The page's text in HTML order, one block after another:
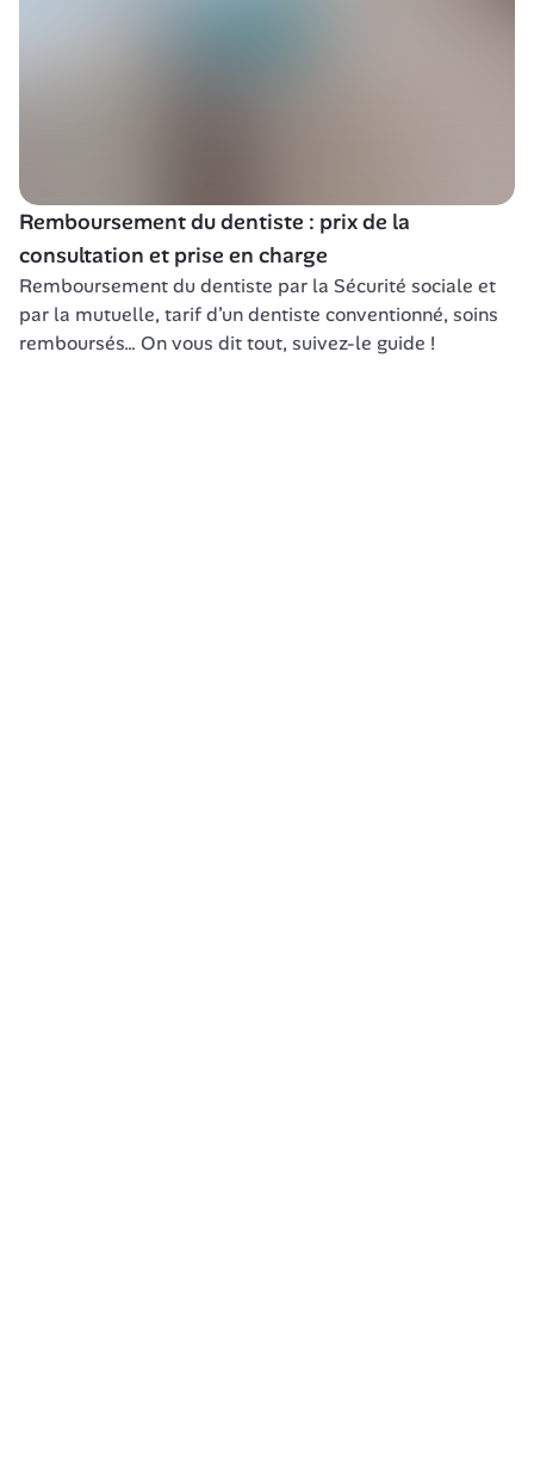
Remboursement du dentiste : prix de la
consultation et prise en charge
Remboursement du dentiste par la Sécurité sociale et
par la mutuelle, tarif d’un dentiste conventionné, soins
remboursés… On vous dit tout, suivez-le guide !